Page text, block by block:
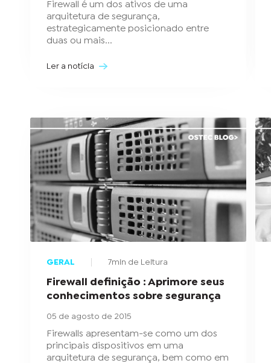
Firewall é um dos ativos de uma
arquitetura de segurança,
estrategicamente posicionado entre
duas ou mais...
Ler a notícia
GERAL 7min de Leitura
Firewall definição : Aprimore seus
conhecimentos sobre segurança
05 de agosto de 2015
Firewalls apresentam-se como um dos
principais dispositivos em uma
arquitetura de segurança, bem como em